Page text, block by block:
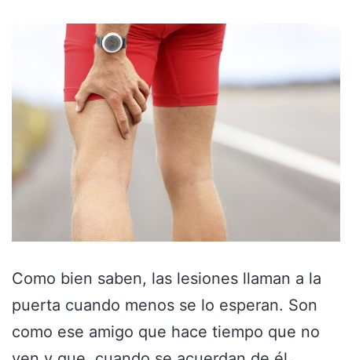
Como bien saben, las lesiones llaman a la
puerta cuando menos se lo esperan. Son
como ese amigo que hace tiempo que no